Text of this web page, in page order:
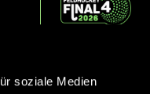
soziale Medien